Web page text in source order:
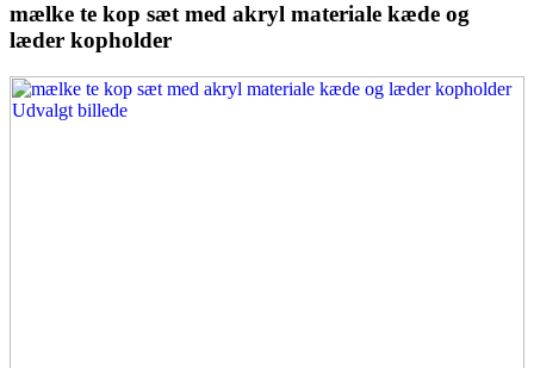
mælke te kop sæt med akryl materiale kæde og
læder kopholder